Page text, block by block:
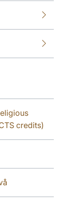
credits)